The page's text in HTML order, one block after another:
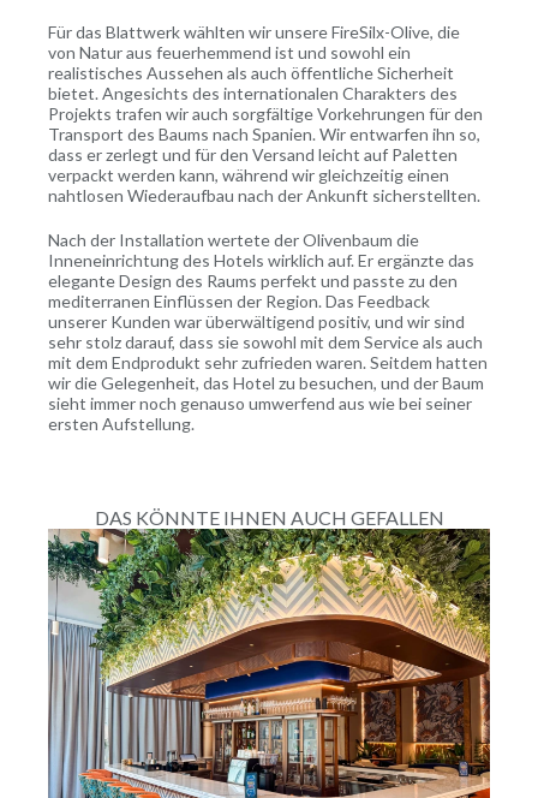
Für das Blattwerk wählten wir unsere FireSilx-Olive, die
von Natur aus feuerhemmend ist und sowohl ein
realistisches Aussehen als auch öffentliche Sicherheit
bietet. Angesichts des internationalen Charakters des
Projekts trafen wir auch sorgfältige Vorkehrungen für den
Transport des Baums nach Spanien. Wir entwarfen ihn so,
dass er zerlegt und für den Versand leicht auf Paletten
verpackt werden kann, während wir gleichzeitig einen
nahtlosen Wiederaufbau nach der Ankunft sicherstellten.
Nach der Installation wertete der Olivenbaum die
Inneneinrichtung des Hotels wirklich auf. Er ergänzte das
elegante Design des Raums perfekt und passte zu den
mediterranen Einflüssen der Region. Das Feedback
unserer Kunden war überwältigend positiv, und wir sind
sehr stolz darauf, dass sie sowohl mit dem Service als auch
mit dem Endprodukt sehr zufrieden waren. Seitdem hatten
wir die Gelegenheit, das Hotel zu besuchen, und der Baum
sieht immer noch genauso umwerfend aus wie bei seiner
ersten Aufstellung.
DAS KÖNNTE IHNEN AUCH GEFALLEN